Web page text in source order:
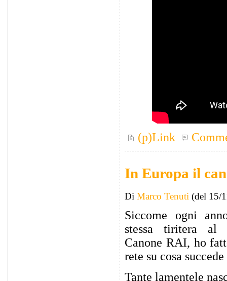
(p)Link
In Europa il
Di Marco Tenuti (del 15/
Siccome ogni
stessa tiritera al
Canone RAI, ho
rete su cosa
Tante lamentele